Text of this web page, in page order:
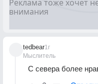
tedbear
Мыслитель
1г
С севера более